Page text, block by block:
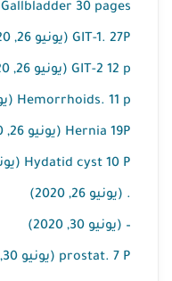
Gallbladder 30 pages (يونيو 26, 2020)
GIT-1. 27P (يونيو 26, 2020)
GIT-2 12 p (يونيو 26, 2020)
Hemorrhoids. 11 p (يونيو 26, 2020)
Hernia 19P (يونيو 26, 2020)
Hydatid cyst 10 P (يونيو 26, 2020)
. (يونيو 26, 2020)
– (يونيو 30, 2020)
prostat. 7 P (يونيو 30, 2020)